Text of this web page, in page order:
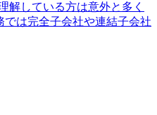
解している方は意外と多く
は完全子会社や連結子会社